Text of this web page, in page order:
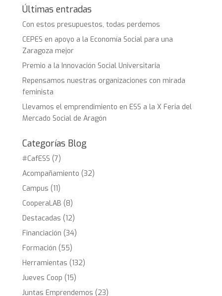
Últimas entradas
Con estos presupuestos, todas perdemos
CEPES en apoyo a la Economía Social para una
Zaragoza mejor
Premio a la Innovación Social Universitaria
Repensamos nuestras organizaciones con mirada
feminista
Llevamos el emprendimiento en ESS a la X Feria del
Mercado Social de Aragón
Categorías Blog
#CafESS (7)
Acompañamiento (32)
Campus (11)
CooperaLAB (8)
Destacadas (12)
Financiación (34)
Formación (55)
Herramientas (132)
Jueves Coop (15)
Juntas Emprendemos (23)